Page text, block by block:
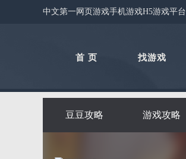
中文第一网页游戏手机游戏H5游戏平台
首 页 找游戏
豆豆攻略 游戏攻略